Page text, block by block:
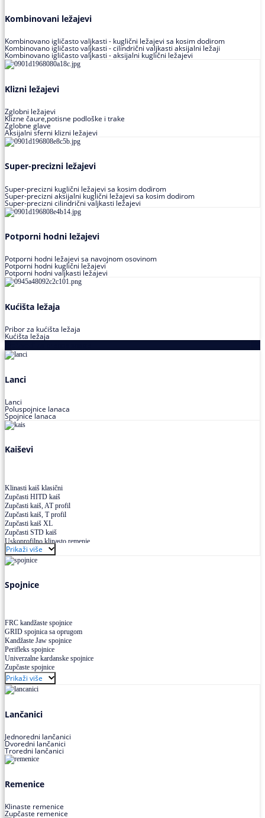
Kombinovani ležajevi
Kombinovano igličasto valjkasti - kuglični ležajevi sa kosim dodirom
Kombinovano igličasto valjkasti - cilindrični valjkasti aksijalni ležaji
Kombinovano igličasto valjkasti - aksijalni kuglični ležajevi
Klizni ležajevi
Zglobni ležajevi
Klizne čaure,potisne podloške i trake
Zglobne glave
Aksijalni sferni klizni ležajevi
Super-precizni ležajevi
Super-precizni kuglični ležajevi sa kosim dodirom
Super-precizni aksijalni kuglični ležajevi sa kosim dodirom
Super-precizni cilindrični valjkasti ležajevi
Potporni hodni ležajevi
Potporni hodni ležajevi sa navojnom osovinom
Potporni hodni kuglični ležajevi
Potporni hodni valjkasti ležajevi
Kućišta ležaja
Pribor za kućišta ležaja
Kućišta ležaja
Lanci
Lanci
Poluspojnice lanaca
Spojnice lanaca
Kaiševi
Klinasti kaiš klasični
Zupčasti HITD kaiš
Zupčasti kaiš, AT profil
Zupčasti kaiš, T profil
Zupčasti kaiš XL
Zupčasti STD kaiš
Uskoprofilno klinasto remenje
Uskoprofilno klinasto remenje spojeno
Uskoprofilno klinasto remenje XP extra power
Višekanalno remenje PJ,PK
Prikaži više
Spojnice
FRC kandžaste spojnice
GRID spojnica sa oprugom
Kandžaste Jaw spojnice
Perifleks spojnice
Univerzalne kardanske spojnice
Zupčaste spojnice
Prikaži više
Lančanici
Jednoredni lančanici
Dvoredni lančanici
Troredni lančanici
Remenice
Klinaste remenice
Zupčaste remenice